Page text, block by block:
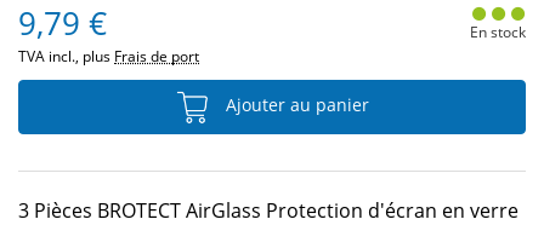
9,79 €
TVA incl., plus Frais de port
En stock
Ajouter au panier
3 Pièces BROTECT AirGlass Protection d'écran en verre